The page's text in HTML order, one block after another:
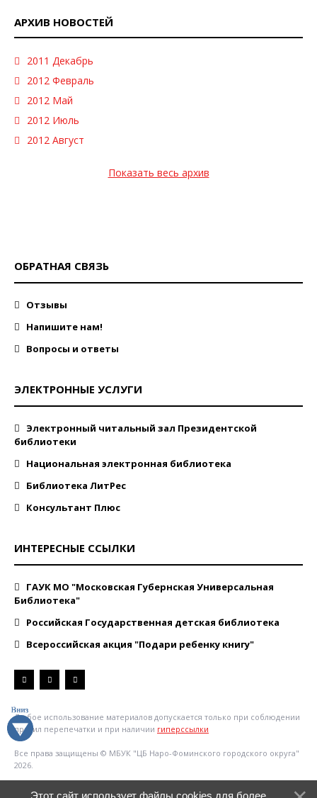
АРХИВ НОВОСТЕЙ
2011 Декабрь
2012 Февраль
2012 Май
2012 Июль
2012 Август
Показать весь архив
ОБРАТНАЯ СВЯЗЬ
Отзывы
Напишите нам!
Вопросы и ответы
ЭЛЕКТРОННЫЕ УСЛУГИ
Электронный читальный зал Президентской
библиотеки
Национальная электронная библиотека
Библиотека ЛитРес
Консультант Плюс
ИНТЕРЕСНЫЕ ССЫЛКИ
ГАУК МО "Московская Губернская Универсальная
Библиотека"
Российская Государственная детская библиотека
Всероссийская акция "Подари ребенку книгу"
Любое использование материалов допускается только при соблюдении
правил перепечатки и при наличии гиперссылки
Все права защищены © МБУК "ЦБ Наро-Фоминского городского округа"
2026.
Этот сайт использует файлы cookies для более